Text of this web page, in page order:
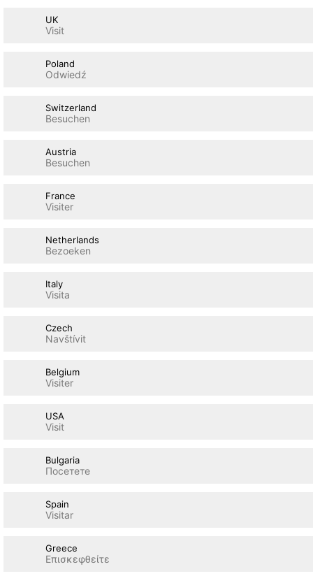
UK
Visit
Poland
Odwiedź
Switzerland
Besuchen
Austria
Besuchen
France
Visiter
Netherlands
Bezoeken
Italy
Visita
Czech
Navštívit
Belgium
Visiter
USA
Visit
Bulgaria
Посетете
Spain
Visitar
Greece
Επισκεφθείτε